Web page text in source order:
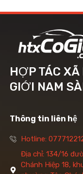
HỢP TÁC
GIỚI NAM
Thông tin liên hệ
Hotline:
Địa chỉ: 134/16
Chánh Hiệp 18,